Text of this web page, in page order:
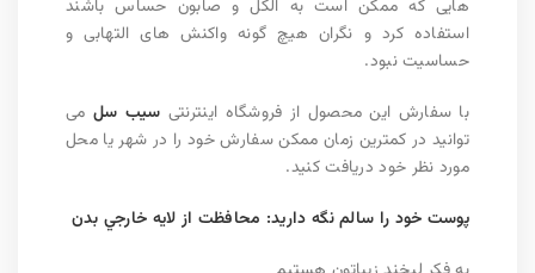
هایی که ممکن است به الکل و صابون حساس باشند
استفاده کرد و نگران هیچ گونه واکنش های التهابی و
حساسیت نبود.
با سفارش این محصول از فروشگاه اینترنتی سیب سل می
توانید در کمترین زمان ممکن سفارش خود را در شهر یا محل
مورد نظر خود دریافت کنید.
پوست خود را سالم نگه داريد: محافظت از لايه خارجي بدن